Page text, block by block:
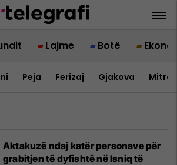
Lajme Botë
Peja Ferizaj Gjakova
Aktakuzë ndaj katër personave për
grabitjen të dyfishtë në Isniq të